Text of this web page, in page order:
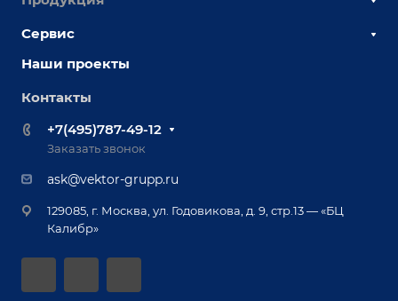
Выставки и мероприятия
Вопрос ответ
Реквизиты
Документы
Сборочно-сварочные столы
Оснастка для сварочных столов
Оборудование для приварки крепежа
Приварной крепеж
Специализированные решения для сварки
Позиционеры и вращатели
Сервис
Сервисное обслуживание
Обучение
Лизинг
Гарантия
автоматизации
Наши проекты
Контакты
+7(495)787-49-12
Заказать звонок
ask@vektor-grupp.ru
129085, г. Москва, ул. Годовикова, д. 9, стр.13 — «БЦ
Калибр»